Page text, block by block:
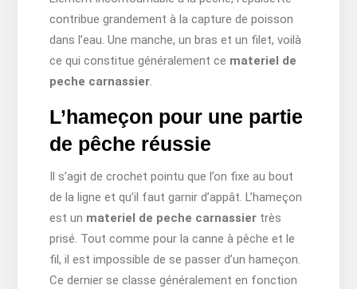
contribue grandement à la capture de poisson
dans l’eau. Une manche, un bras et un filet, voilà
ce qui constitue généralement ce materiel de
peche carnassier.
L’hameçon pour une partie
de pêche réussie
Il s’agit de crochet pointu que l’on fixe au bout
de la ligne et qu’il faut garnir d’appât. L’hameçon
est un materiel de peche carnassier très
prisé. Tout comme pour la canne à pêche et le
fil, il est impossible de se passer d’un hameçon.
Ce dernier se classe généralement en fonction